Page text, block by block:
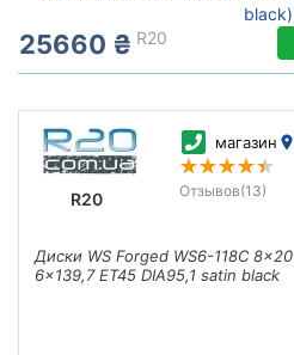
black)
25660 ₴ R20
R20
магазин
Отзывов(13)
Диски WS Forged WS6-118C 8x20
6x139,7 ET45 DIA95,1 satin black